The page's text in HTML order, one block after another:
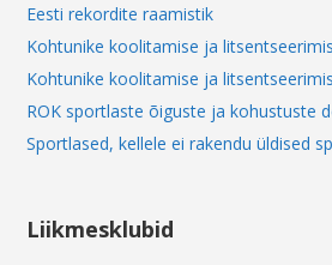
Eesti rekordite raamistik
Kohtunike koolitamise ja
Kohtunike koolitamise ja
ROK sportlaste õiguste ja kohustuste
Sportlased, kellele ei rakendu üldised
Liikmesklubid